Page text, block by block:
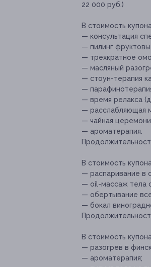
22 000 руб.)
В стоимость
— консультация
— пилинг
— трехкратное
— масляный
— стоун-терапия
—
— время релакса
— расслабляющая
— чайная
— ароматерапия.
В стоимость
— распаривание в
— oil-массаж тела
— обертывание
— бокал
В стоимость
— разогрев в
— ароматерапия;